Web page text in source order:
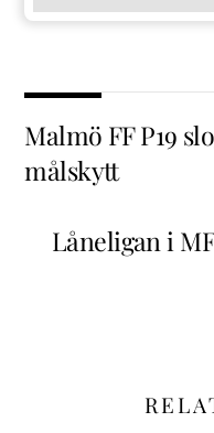
Malmö FF P19
målskytt
Låneligan i